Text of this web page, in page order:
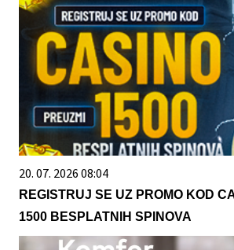
20. 07. 2026 08:04
REGISTRUJ SE UZ PROMO KOD
1500 BESPLATNIH SPINOVA